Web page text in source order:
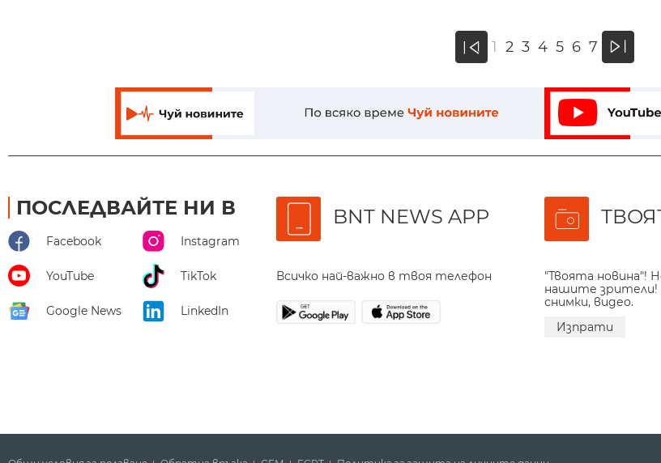
« 1 2 3 4 5 6 7 »
ПОСЛЕДВАЙТЕ НИ В
Facebook Instagram
YouTube TikTok
Google News LinkedIn
BNT NEWS APP
Всичко най-важно в твоя телефон
"Твоята новина"!
нашите
снимки, видео.
Изпрати